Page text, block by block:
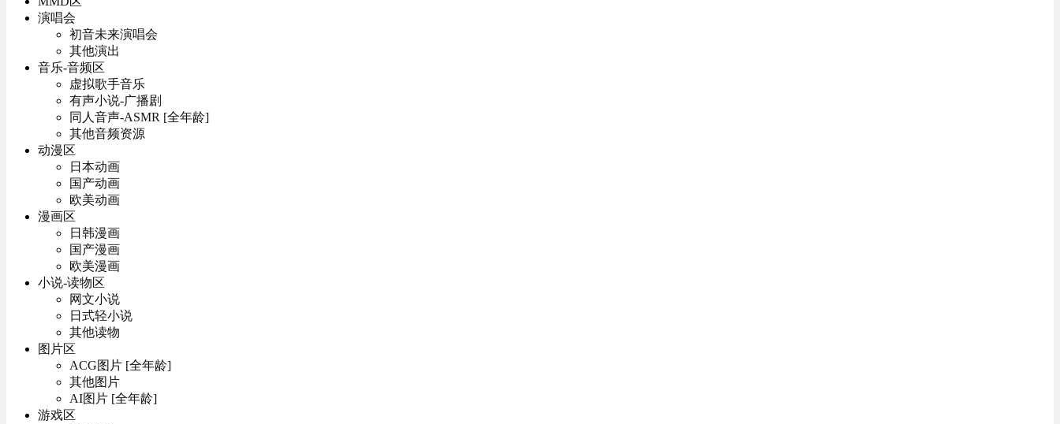
演唱会
初音未来演唱会
其他演出
音乐-音频区
虚拟歌手音乐
有声小说-广播剧
同人音声-ASMR [全年龄]
其他音频资源
动漫区
日本动画
国产动画
欧美动画
漫画区
日韩漫画
国产漫画
欧美漫画
小说-读物区
网文小说
日式轻小说
其他读物
图片区
ACG图片 [全年龄]
其他图片
AI图片 [全年龄]
游戏区